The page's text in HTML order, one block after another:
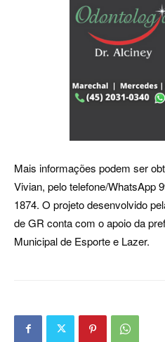
Mais informações podem ser
Vivian, pelo telefone/WhatsApp
1874. O projeto desenvolvido
de GR conta com o apoio da
Municipal de Esporte e Lazer.